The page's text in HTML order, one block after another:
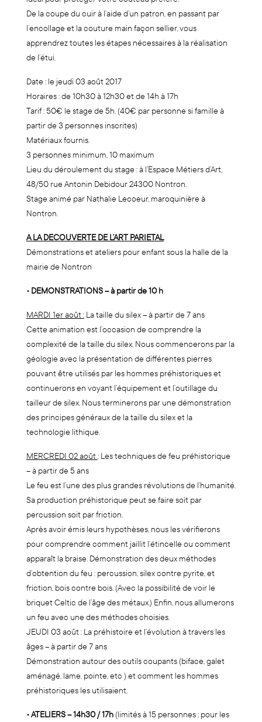
De la coupe du cuir à l’aide d’un patron, en passant par
l’encollage et la couture main façon sellier, vous
apprendrez toutes les étapes nécessaires à la réalisation
de l’étui.
Date : le jeudi 03 août 2017
Horaires : de 10h30 à 12h30 et de 14h à 17h
Tarif : 50€ le stage de 5h. (40€ par personne si famille à
partir de 3 personnes inscrites)
Matériaux fournis.
3 personnes minimum, 10 maximum
Lieu du déroulement du stage : à l’Espace Métiers d’Art,
48/50 rue Antonin Debidour 24300 Nontron.
Stage animé par Nathalie Lecoeur, maroquinière à
Nontron.
A LA DECOUVERTE DE L’ART PARIETAL
Démonstrations et ateliers pour enfant sous la halle de la
mairie de Nontron
• DEMONSTRATIONS – à partir de 10 h
MARDI 1er août :La taille du silex – à partir de 7 ans
Cette animation est l’occasion de comprendre la
complexité de la taille du silex. Nous commencerons par la
géologie avec la présentation de différentes pierres
pouvant être utilisés par les hommes préhistoriques et
continuerons en voyant l’équipement et l’outillage du
tailleur de silex. Nous terminerons par une démonstration
des principes généraux de la taille du silex et la
technologie lithique.
MERCREDI 02 août: Les techniques de feu préhistorique
– à partir de 5 ans
Le feu est l’une des plus grandes révolutions de l’humanité.
Sa production préhistorique peut se faire soit par
percussion soit par friction.
Après avoir émis leurs hypothèses, nous les vérifierons
pour comprendre comment jaillit l’étincelle ou comment
apparaît la braise. Démonstration des deux méthodes
d’obtention du feu : percussion, silex contre pyrite, et
friction, bois contre bois. (Avec la possibilité de voir le
briquet Celtic de l’âge des métaux.) Enfin, nous allumerons
un feu avec une des méthodes choisies.
JEUDI 03 août : La préhistoire et l’évolution à travers les
âges – à partir de 7 ans
Démonstration autour des outils coupants (biface, galet
aménagé, lame, pointe, etc ) et comment les hommes
préhistoriques les utilisaient.
• ATELIERS – 14h30 / 17h(limités à 15 personnes ; pour les